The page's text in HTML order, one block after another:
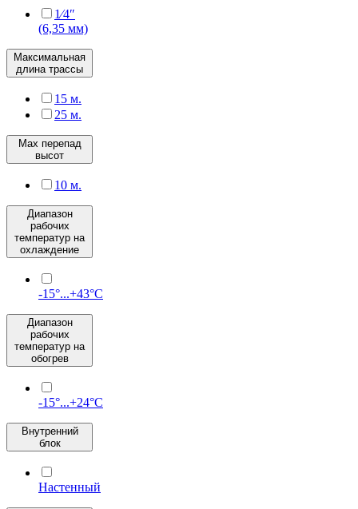
1⁄4″
(6,35 мм)
Максимальная
длина трассы
15 м.
25 м.
Max перепад
высот
10 м.
Диапазон
рабочих
температур на
охлаждение
-15°...+43°C
Диапазон
рабочих
температур на
обогрев
-15°...+24°C
Внутренний
блок
Настенный